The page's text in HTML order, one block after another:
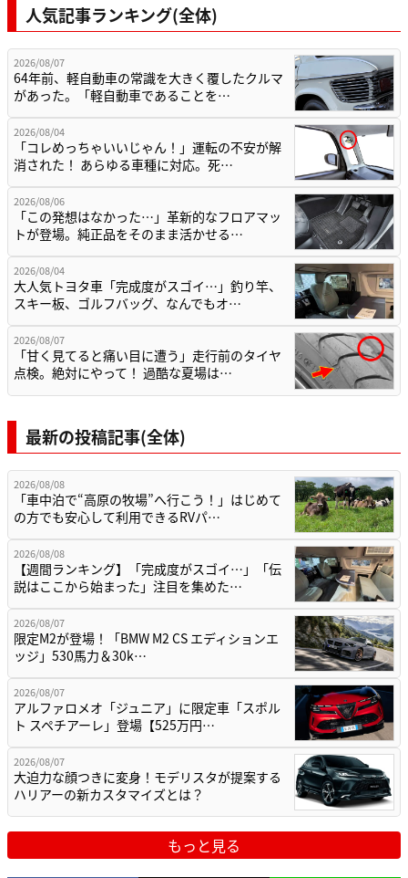
人気記事ランキング(全体)
2026/08/07
64年前、軽自動車の常識を大きく覆したクルマ
があった。「軽自動車であることを…
2026/08/04
「コレめっちゃいいじゃん！」運転の不安が解
消された！ あらゆる車種に対応。死…
2026/08/06
「この発想はなかった…」革新的なフロアマッ
トが登場。純正品をそのまま活かせる…
2026/08/04
大人気トヨタ車「完成度がスゴイ…」釣り竿、
スキー板、ゴルフバッグ、なんでもオ…
2026/08/07
「甘く見てると痛い目に遭う」走行前のタイヤ
点検。絶対にやって！ 過酷な夏場は…
最新の投稿記事(全体)
2026/08/08
「車中泊で“高原の牧場”へ行こう！」はじめて
の方でも安心して利用できるRVパ…
2026/08/08
【週間ランキング】「完成度がスゴイ…」「伝
説はここから始まった」注目を集めた…
2026/08/07
限定M2が登場！「BMW M2 CS エディションエ
ッジ」530馬力＆30k…
2026/08/07
アルファロメオ「ジュニア」に限定車「スポル
ト スペチアーレ」登場【525万円…
2026/08/07
大迫力な顔つきに変身！モデリスタが提案する
ハリアーの新カスタマイズとは？
もっと見る